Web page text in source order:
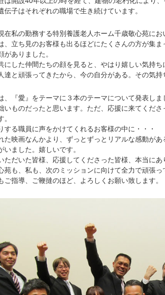
伝子はそれぞれの職場で生き続けています。
私の勤務する特別養護老人ホーム千歳敬心苑にお
、立ち見のお客様も出るほどにたくさんの方が集
がありました。
した仲間たちの顔を見ると、やはり嬉しい気持
達と頑張ってきたから、今の自分がある。その気持
『愛』をテーマに３本のテーマについて発表しま
ものだったと思います。ただ、応援に来てくださ
る職員に声をかけてくれるお客様の中に・・・
映画なんかより、ずっとずっとリアルな感動が
いました。嬉しいです。
だいた皆様、応援してくださった皆様、本当にあ
も、私も、次のミッションに向けて全力で頑張っ
指導、ご鞭撻のほど、よろしくお願い致します。